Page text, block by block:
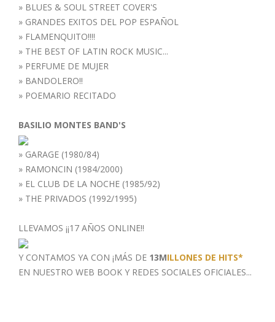
» BLUES & SOUL STREET COVER'S
» GRANDES EXITOS DEL POP ESPAÑOL
» FLAMENQUITO!!!!
» THE BEST OF LATIN ROCK MUSIC...
» PERFUME DE MUJER
» BANDOLERO!!
» POEMARIO RECITADO
BASILIO MONTES BAND'S
» GARAGE (1980/84)
» RAMONCIN (1984/2000)
» EL CLUB DE LA NOCHE (1985/92)
» THE PRIVADOS (1992/1995)
LLEVAMOS ¡¡17 AÑOS ONLINE!!
Y CONTAMOS YA CON ¡MÁS DE 13MILLONES DE HITS*
EN NUESTRO WEB BOOK Y REDES SOCIALES OFICIALES...